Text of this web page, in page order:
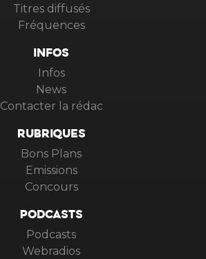
Titres diffusés
Fréquences
INFOS
Infos
News
Contacter la rédac
RUBRIQUES
Bons Plans
Emissions
Concours
PODCASTS
Podcasts
Webradios